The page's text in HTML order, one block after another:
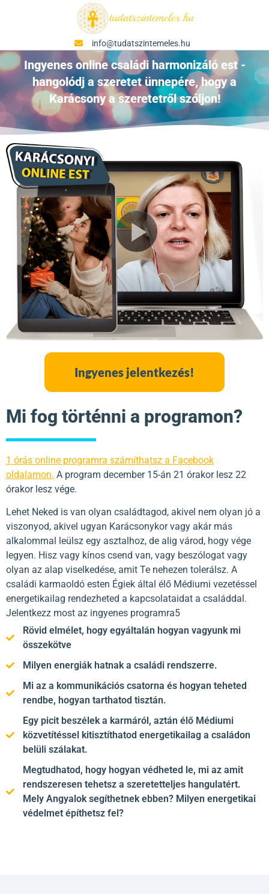
info@tudatszintemeles.hu
Ingyenes online családi harmonizáló est -
hangolódj a szeretet ünnepére, hogy a
Karácsony a szeretetről szóljon!
Mi fog történni a programon?
1 órás online programra számíthatsz a Facebook
oldalamon. A program december 15-án 21 órakor lesz 22
órakor lesz vége.
Lehet Neked is van olyan családtagod, akivel nem olyan jó a
viszonyod, akivel ugyan Karácsonykor vagy akár más
alkalommal leülsz egy asztalhoz, de alig várod, hogy vége
legyen. Hisz vagy kínos csend van, vagy beszólogat vagy
olyan az alap viselkedése, amit Te nehezen tolerálsz. A
családi karmaoldó esten Égiek által élő Médiumi vezetéssel
energetikailag rendezheted a kapcsolataidat a családdal.
Jelentkezz most az ingyenes programra5
Rövid elmélet, hogy egyáltalán hogyan vagyunk mi
összekötve
Milyen energiák hatnak a családi rendszerre.
Mi az a kommunikációs csatorna és hogyan teheted
rendbe, hogyan tarthatod tisztán.
Egy picit beszélek a karmáról, aztán élő Médiumi
közvetítéssel kitisztíthatod energetikailag a családon
belüli szálakat.
Megtudhatod, hogy hogyan védheted le, mi az amit
rendszeresen tehetsz a szeretetteljes hangulatért.
Mely Angyalok segíthetnek ebben? Milyen energetikai
védelmet építhetsz fel?
Ingyenes jelentkezés!